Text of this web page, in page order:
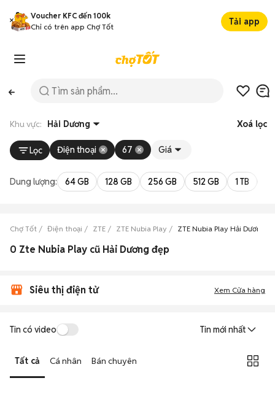
Voucher KFC đến 100k
Chỉ có trên app Chợ Tốt
Tải app
Khu vực: Hải Dương Xoá lọc
Lọc Điện thoại 67 Giá
Dung lượng: 64 GB 128 GB 256 GB 512 GB 1 TB
Chợ Tốt Điện thoại ZTE ZTE Nubia Play ZTE Nubia Play Hải Dương
0 Zte Nubia Play cũ Hải Dương đẹp
Siêu thị điện tử Xem Cửa hàng
Tin có video Tin mới nhất
Tất cả Cá nhân Bán chuyên